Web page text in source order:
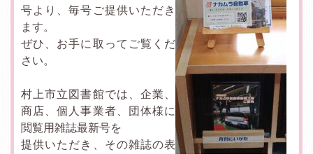
号より、毎号ご提供いただき
ます。
ぜひ、お手に取ってご覧くだ
さい。
村上市立図書館では、企業、
商店、個人事業者、団体様に
閲覧用雑誌最新号を
提供いただき、その雑誌の表